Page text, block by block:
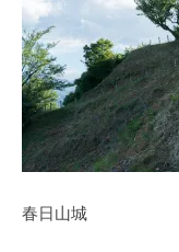
ッ
プ
春日山城